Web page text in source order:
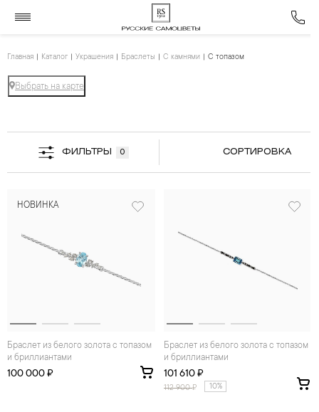
Главная Каталог Украшения Браслеты С камнями С топазом
Выбрать на карте
ФИЛЬТРЫ 0 СОРТИРОВКА
НОВИНКА
Браслет из белого золота с топазом
и бриллиантами
100 000 ₽
Браслет из белого золота с топазом
и бриллиантами
101 610 ₽
112 900₽ 10%